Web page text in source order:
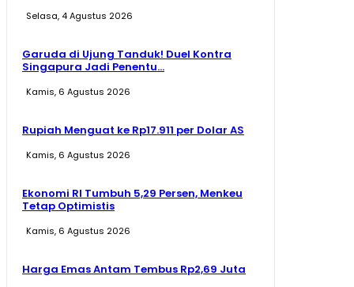
Selasa, 4 Agustus 2026
Garuda di Ujung Tanduk! Duel Kontra
Singapura Jadi Penentu...
Kamis, 6 Agustus 2026
Rupiah Menguat ke Rp17.911 per Dolar AS
Kamis, 6 Agustus 2026
Ekonomi RI Tumbuh 5,29 Persen, Menkeu
Tetap Optimistis
Kamis, 6 Agustus 2026
Harga Emas Antam Tembus Rp2,69 Juta